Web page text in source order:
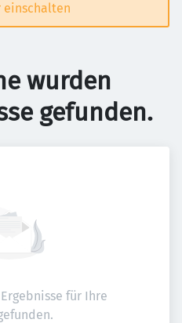
einschalten
wurden
gefunden.
für Ihre